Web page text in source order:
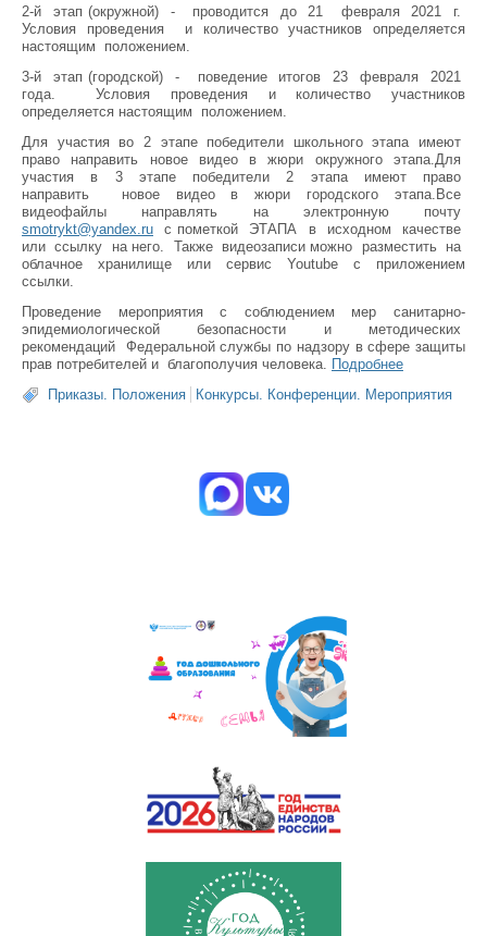
2-й этап (окружной) - проводится до 21 февраля 2021 г.
Условия проведения и количество участников определяется
настоящим положением.
3-й этап (городской) - поведение итогов 23 февраля 2021
года. Условия проведения и количество участников
определяется настоящим положением.
Для участия во 2 этапе победители школьного этапа имеют
право направить новое видео в жюри окружного этапа.Для
участия в 3 этапе победители 2 этапа имеют право
направить новое видео в жюри городского этапа.Все
видеофайлы направлять на электронную почту
smotrykt@yandex.ru с пометкой ЭТАПА в исходном качестве
или ссылку на него. Также видеозаписи можно разместить на
облачное хранилище или сервис Youtube с приложением
ссылки.
Проведение мероприятия с соблюдением мер санитарно-
эпидемиологической безопасности и методических
рекомендаций Федеральной службы по надзору в сфере защиты
прав потребителей и благополучия человека. Подробнее
Приказы. Положения
Конкурсы. Конференции. Мероприятия